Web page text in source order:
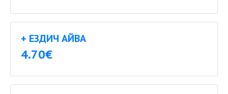
+ ЕЗДИЧ АЙВА
4.70€